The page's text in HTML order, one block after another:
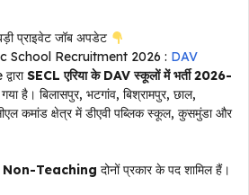
प्राइवेट जॉब अपडेट
School Recruitment 2026 : DAV
SECL एरिया के DAV स्कूलों में भर्ती 2026-
है। बिलासपुर, भटगांव, बिश्रामपुर, छाल,
कमांड क्षेत्र में डीएवी पब्लिक स्कूल, कुसमुंडा और
Non-Teaching दोनों प्रकार के पद शामिल हैं।